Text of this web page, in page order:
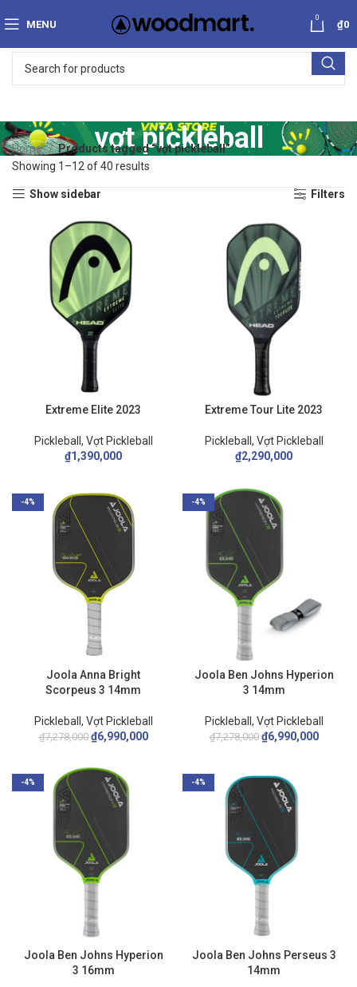
MENU
0
₫0
vợt pickleball
Home
Products tagged “vợt pickleball”
Showing 1–12 of 40 results
Show sidebar Filters
Extreme Elite 2023
Pickleball , Vợt Pickleball
₫1,390,000
Extreme Tour Lite 2023
Pickleball , Vợt Pickleball
₫2,290,000
-4%
Joola Anna Bright
Scorpeus 3 14mm
Pickleball , Vợt Pickleball
₫7,278,000 ₫6,990,000
-4%
Joola Ben Johns Hyperion
3 14mm
Pickleball , Vợt Pickleball
₫7,278,000 ₫6,990,000
-4%
Joola Ben Johns Hyperion
3 16mm
-4%
Joola Ben Johns Perseus 3
14mm